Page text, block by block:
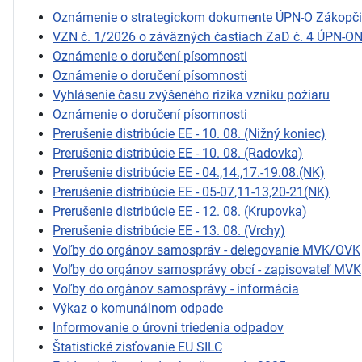
Oznámenie o strategickom dokumente ÚPN-O
VZN č. 1/2026 o záväzných častiach ZaD č. 4 ÚPN-ON
Oznámenie o doručení písomnosti
Oznámenie o doručení písomnosti
Vyhlásenie času zvýšeného rizika vzniku požiaru
Oznámenie o doručení písomnosti
Prerušenie distribúcie EE - 10. 08. (Nižný koniec)
Prerušenie distribúcie EE - 10. 08. (Radovka)
Prerušenie distribúcie EE - 04.,14.,17.-19.08.(NK)
Prerušenie distribúcie EE - 05-07,11-13,20-21(NK)
Prerušenie distribúcie EE - 12. 08. (Krupovka)
Prerušenie distribúcie EE - 13. 08. (Vrchy)
Voľby do orgánov samospráv - delegovanie MVK/OVK
Voľby do orgánov samosprávy obcí - zapisovateľ MVK
Voľby do orgánov samosprávy - informácia
Výkaz o komunálnom odpade
Informovanie o úrovni triedenia odpadov
Štatistické zisťovanie EU SILC